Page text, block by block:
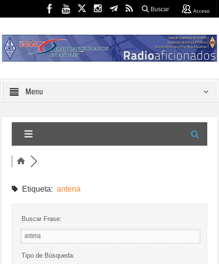
Buscar Acceso
Menu
Etiqueta:antena
Buscar Frase:
Tipo de Búsqueda: